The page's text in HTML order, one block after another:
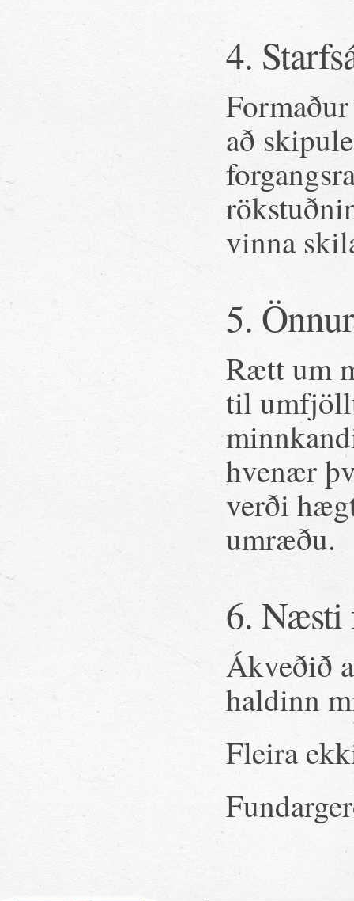
4.
að
vinna
5.
Rætt um
til
hvenær
verði
umræðu.
6. Næsti
Ákveðið
haldinn
Fleira